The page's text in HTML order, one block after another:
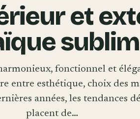
et
fonctionnel et
entre esthétique, choix des
années, les tendances
placent de…